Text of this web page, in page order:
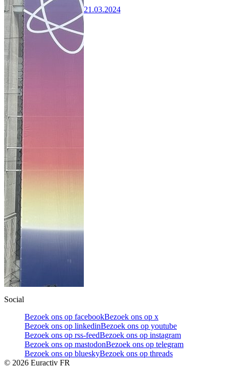
21.03.2024
Social
Bezoek ons op facebookBezoek ons op x
Bezoek ons op linkedinBezoek ons op youtube
Bezoek ons op rss-feedBezoek ons op instagram
Bezoek ons op mastodonBezoek ons op telegram
Bezoek ons op blueskyBezoek ons op threads
© 2026 Euractiv FR